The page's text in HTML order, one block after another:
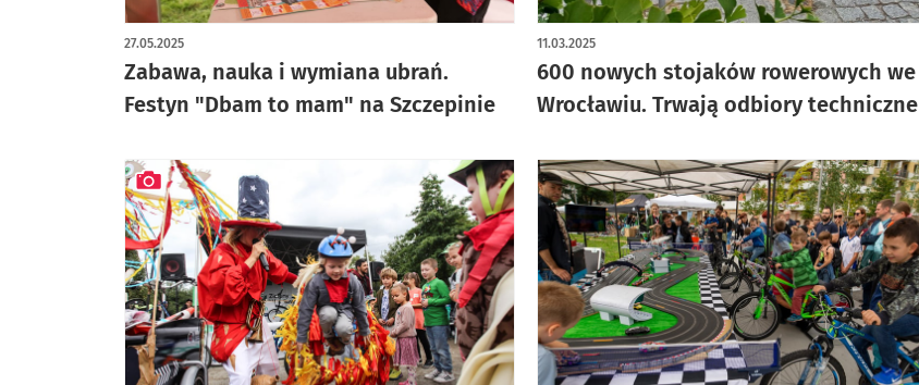
Zabawa, nauka i wymiana ubrań.
Festyn "Dbam to mam" na Szczepinie
27.05.2025
artykuł z galerią zdjęć
600 nowych stojaków rowerowych we
Wrocławiu. Trwają odbiory techniczne
11.03.2025